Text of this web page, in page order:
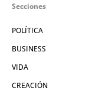
Secciones
POLÍTICA
BUSINESS
VIDA
CREACIÓN